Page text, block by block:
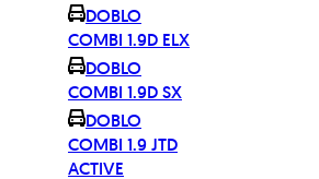
DOBLO
COMBI 1.9D ELX
DOBLO
COMBI 1.9D SX
DOBLO
COMBI 1.9 JTD
ACTIVE